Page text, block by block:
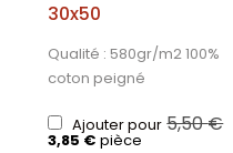
30x50
Qualité : 580gr/m2 100%
coton peigné
Ajouter pour 5,50€
3,85 € pièce